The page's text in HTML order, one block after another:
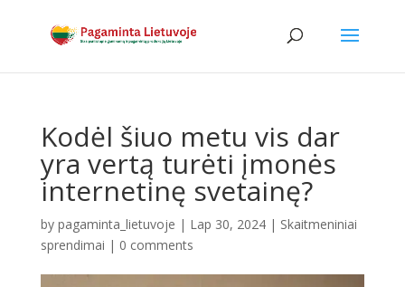
Kodėl šiuo metu vis dar
yra vertą turėti įmonės
internetinę svetainę?
by pagaminta_lietuvoje | Lap 30, 2024| Skaitmeniniai
sprendimai | 0 comments